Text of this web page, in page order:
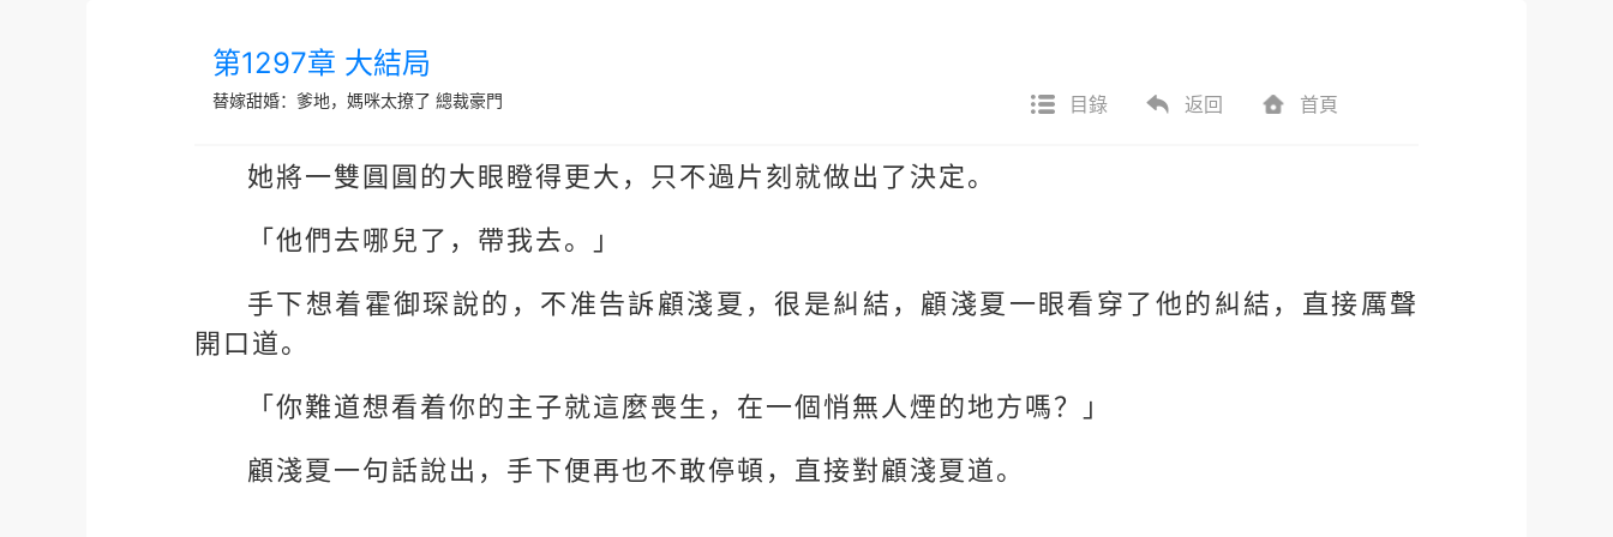
第1297章 大結局
替嫁甜婚：爹地，媽咪太撩了 總裁豪門 目錄 返回 首頁
她將一雙圓圓的大眼瞪得更大，只不過片刻就做出了決定。
「他們去哪兒了，帶我去。」
手下想着霍御琛說的，不准告訴顧淺夏，很是糾結，顧淺夏一眼看穿了他的糾結，直接厲聲
開口道。
「你難道想看着你的主子就這麼喪生，在一個悄無人煙的地方嗎？」
顧淺夏一句話說出，手下便再也不敢停頓，直接對顧淺夏道。